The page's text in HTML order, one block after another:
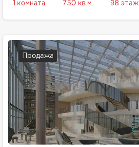
1 комната 750 кв.м. 98 этаж
Продажа